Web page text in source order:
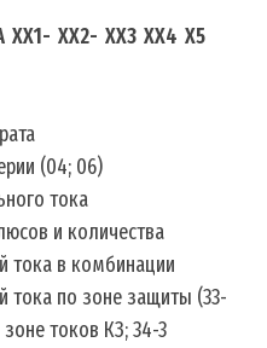
ХХ1- ХХ2- ХХ3 ХХ4 Х5
(04; 06)
тока
и количества
тока в комбинации
тока по зоне защиты (33-
токов КЗ; 34-3